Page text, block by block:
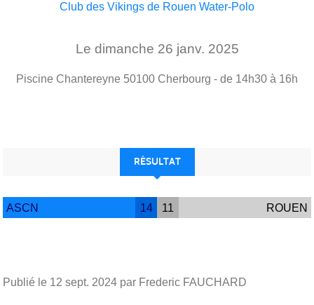
Club des Vikings de Rouen Water-Polo
Le dimanche 26 janv. 2025
Piscine Chantereyne 50100 Cherbourg - de 14h30 à 16h
RÉSULTAT
ASCN 14 11 ROUEN
Publié le 12 sept. 2024 par Frederic FAUCHARD